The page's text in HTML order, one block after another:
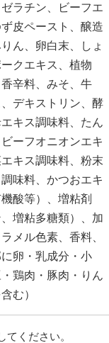
ラチン、ビーフエ
皮ペースト、醸造
ん、卵白末、しょ
クエキス、植物
辛料、みそ、牛
デキストリン、酵
キス調味料、たん
ーフオニオンエキ
キス調味料、粉末
味料、かつおエキ
酸等）、増粘剤
、増粘多糖類）、加
メル色素、香料、
卵・乳成分・小
鶏肉・豚肉・りん
む）
ください。